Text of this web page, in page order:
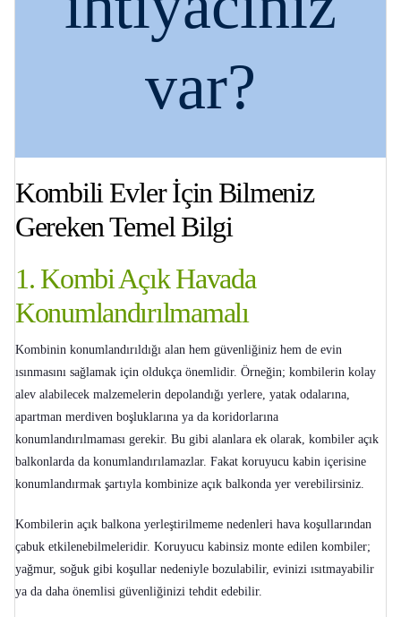
var?
Kombili Evler İçin Bilmeniz
Gereken Temel Bilgi
1. Kombi Açık Havada
Konumlandırılmamalı
Kombinin konumlandırıldığı alan hem güvenliğiniz hem de evin
ısınmasını sağlamak için oldukça önemlidir. Örneğin; kombilerin kolay
alev alabilecek malzemelerin depolandığı yerlere, yatak odalarına,
apartman merdiven boşluklarına ya da koridorlarına
konumlandırılmaması gerekir. Bu gibi alanlara ek olarak, kombiler açık
balkonlarda da konumlandırılamazlar. Fakat koruyucu kabin içerisine
konumlandırmak şartıyla kombinize açık balkonda yer verebilirsiniz.
Kombilerin açık balkona yerleştirilmeme nedenleri hava koşullarından
çabuk etkilenebilmeleridir. Koruyucu kabinsiz monte edilen kombiler;
yağmur, soğuk gibi koşullar nedeniyle bozulabilir, evinizi ısıtmayabilir
ya da daha önemlisi güvenliğinizi tehdit edebilir.